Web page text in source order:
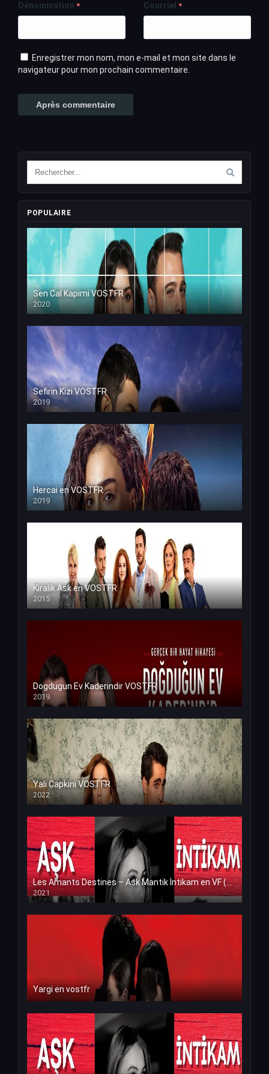
Dénomination * Courriel *
Enregistrer mon nom, mon e-mail et mon site dans le
navigateur pour mon prochain commentaire.
POPULAIRE
Sen Cal Kapimi VOSTFR
2020
Sefirin Kizi VOSTFR
2019
Hercai en VOSTFR
2019
Kiralik Ask en VOSTFR
2015
Dogdugun Ev Kaderindir VOSTFR
2019
Yali Capkini VOSTFR
2022
Les Amants Destines – Ask Mantik İntikam en VF (Voix Francaise)
2021
Yargi en vostfr